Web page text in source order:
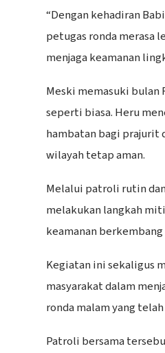
“Dengan kehadiran
petugas ronda merasa
menjaga keamanan
Meski memasuki
seperti biasa. Heru
hambatan bagi prajurit
wilayah tetap aman.
Melalui patroli rutin
melakukan langkah
keamanan
Kegiatan ini sekaligus
masyarakat dalam
ronda malam yang
Patroli bersama